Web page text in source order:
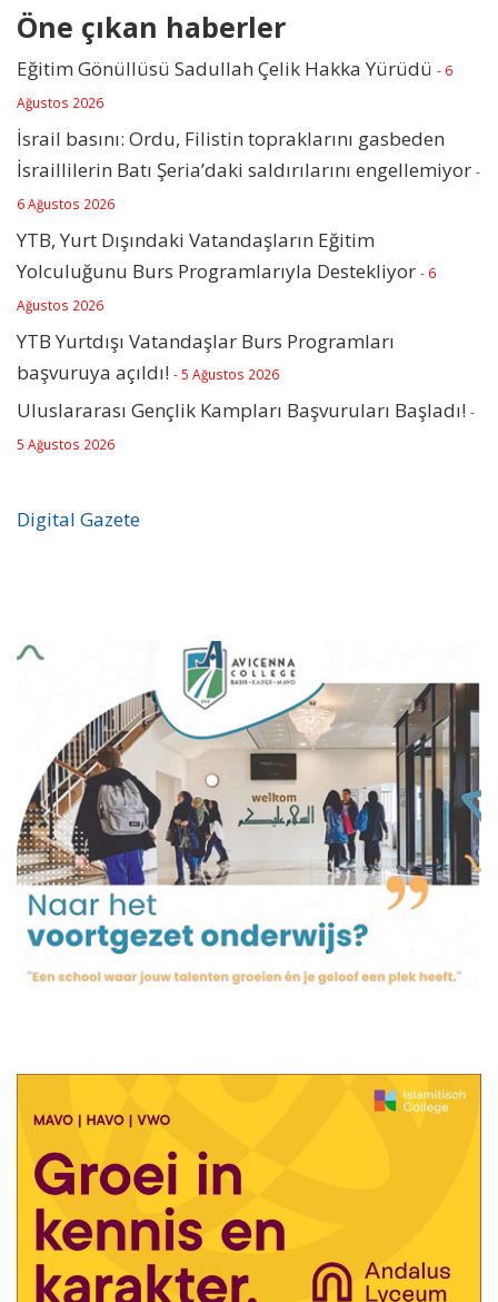
Öne çıkan haberler
Eğitim Gönüllüsü Sadullah Çelik Hakka Yürüdü - 6
Ağustos 2026
İsrail basını: Ordu, Filistin topraklarını gasbeden
İsraillilerin Batı Şeria’daki saldırılarını engellemiyor -
6 Ağustos 2026
YTB, Yurt Dışındaki Vatandaşların Eğitim
Yolculuğunu Burs Programlarıyla Destekliyor - 6
Ağustos 2026
YTB Yurtdışı Vatandaşlar Burs Programları
başvuruya açıldı! - 5 Ağustos 2026
Uluslararası Gençlik Kampları Başvuruları Başladı! -
5 Ağustos 2026
Digital Gazete